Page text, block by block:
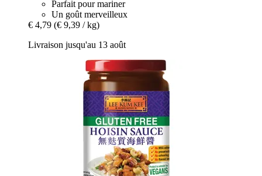
Parfait pour mariner
Un goût merveilleux
€ 4,79 (€ 9,39 / kg)
Livraison jusqu'au 13 août